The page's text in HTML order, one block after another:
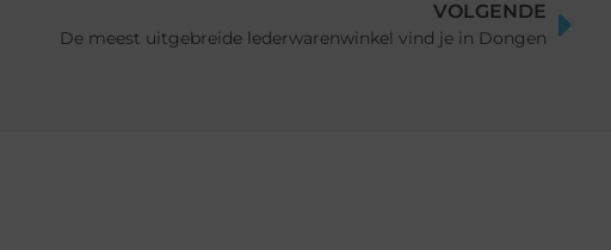
VOLGENDE
De meest uitgebreide lederwarenwinkel vind je in Dongen